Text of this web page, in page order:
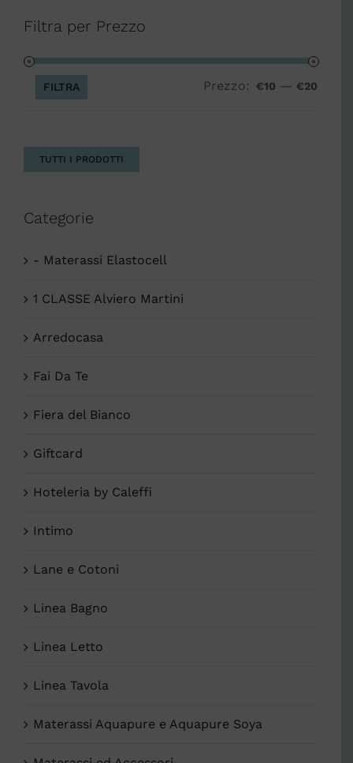
Filtra per Prezzo
FILTRA Prezzo: €10 — €20
TUTTI I PRODOTTI
Categorie
- Materassi Elastocell
1 CLASSE Alviero Martini
Arredocasa
Fai Da Te
Fiera del Bianco
Giftcard
Hoteleria by Caleffi
Intimo
Lane e Cotoni
Linea Bagno
Linea Letto
Linea Tavola
Materassi Aquapure e Aquapure Soya